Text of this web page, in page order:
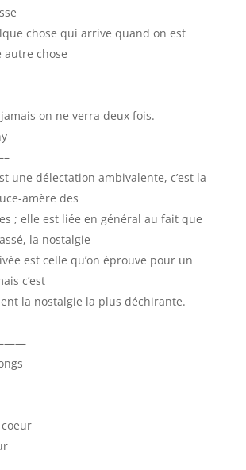
chose qui arrive quand on est
autre chose
on ne verra deux fois.
une délectation ambivalente, c’est la
amère des
; elle est liée en général au fait que
la nostalgie
est celle qu’on éprouve pour un
c’est
la nostalgie la plus déchirante.